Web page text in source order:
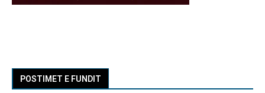
POSTIMET E FUNDIT